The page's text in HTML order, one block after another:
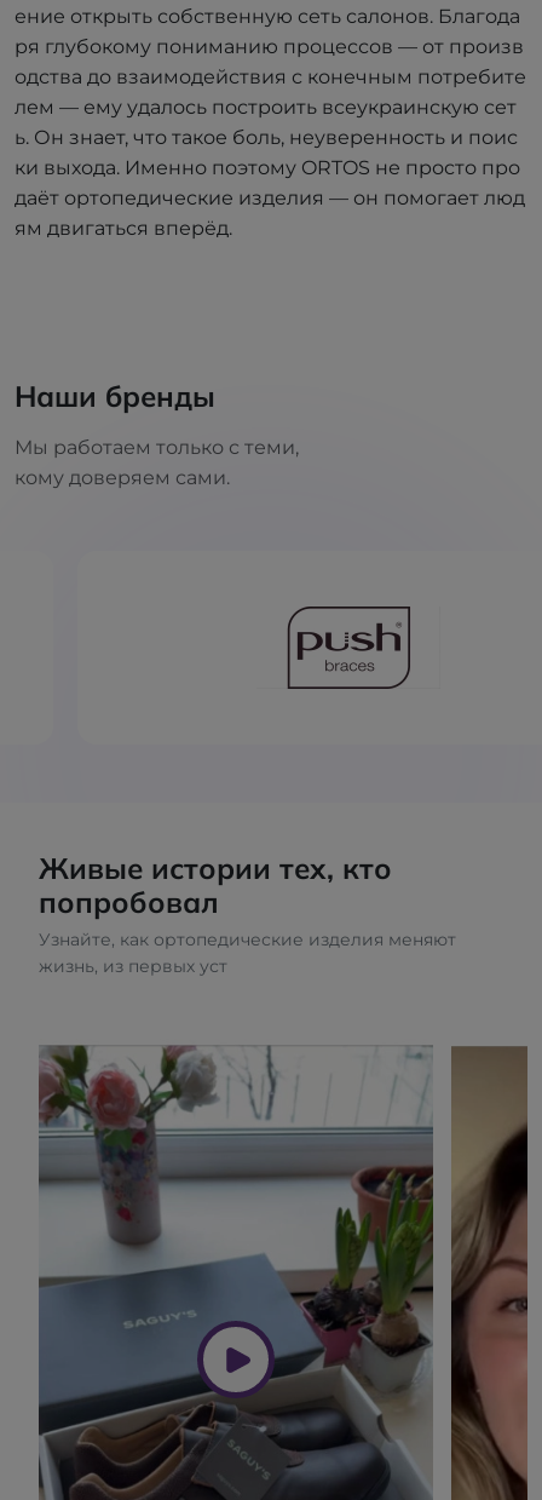
ение открыть собственную сеть салонов. Благода
ря глубокому пониманию процессов — от произв
одства до взаимодействия с конечным потребите
лем — ему удалось построить всеукраинскую сет
ь. Он знает, что такое боль, неуверенность и поис
ки выхода. Именно поэтому ORTOS не просто про
даёт ортопедические изделия — он помогает люд
ям двигаться вперёд.
Наши бренды
Мы работаем только с теми,
кому доверяем сами.
Живые истории тех, кто
попробовал
Узнайте, как ортопедические изделия меняют
жизнь, из первых уст